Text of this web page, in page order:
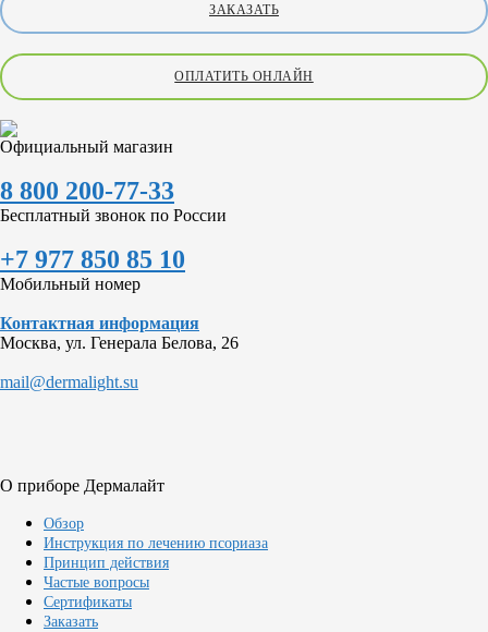
ЗАКАЗАТЬ
ОПЛАТИТЬ ОНЛАЙН
Официальный магазин
8 800 200-77-33
Бесплатный звонок по России
+7 977 850 85 10
Мобильный номер
Контактная информация
Москва, ул. Генерала Белова, 26
mail@dermalight.su
О приборе Дермалайт
Обзор
Инструкция по лечению псориаза
Принцип действия
Частые вопросы
Сертификаты
Заказать